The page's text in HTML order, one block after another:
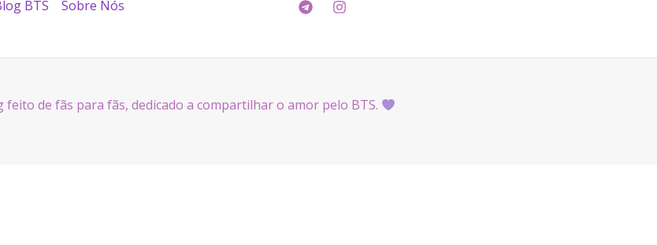
BTS Sobre Nós
de fãs para fãs, dedicado a compartilhar o amor pelo BTS.